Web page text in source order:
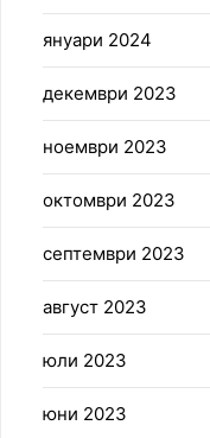
януари 2024
декември 2023
ноември 2023
октомври 2023
септември 2023
август 2023
юли 2023
юни 2023